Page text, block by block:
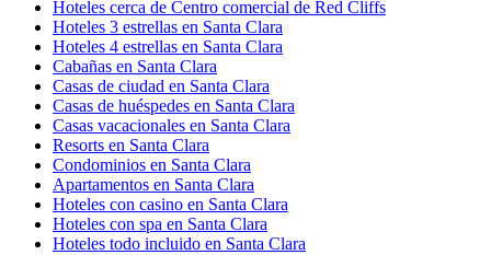
Hoteles cerca de Centro comercial de Red Cliffs
Hoteles 3 estrellas en Santa Clara
Hoteles 4 estrellas en Santa Clara
Cabañas en Santa Clara
Casas de ciudad en Santa Clara
Casas de huéspedes en Santa Clara
Casas vacacionales en Santa Clara
Resorts en Santa Clara
Condominios en Santa Clara
Apartamentos en Santa Clara
Hoteles con casino en Santa Clara
Hoteles con spa en Santa Clara
Hoteles todo incluido en Santa Clara